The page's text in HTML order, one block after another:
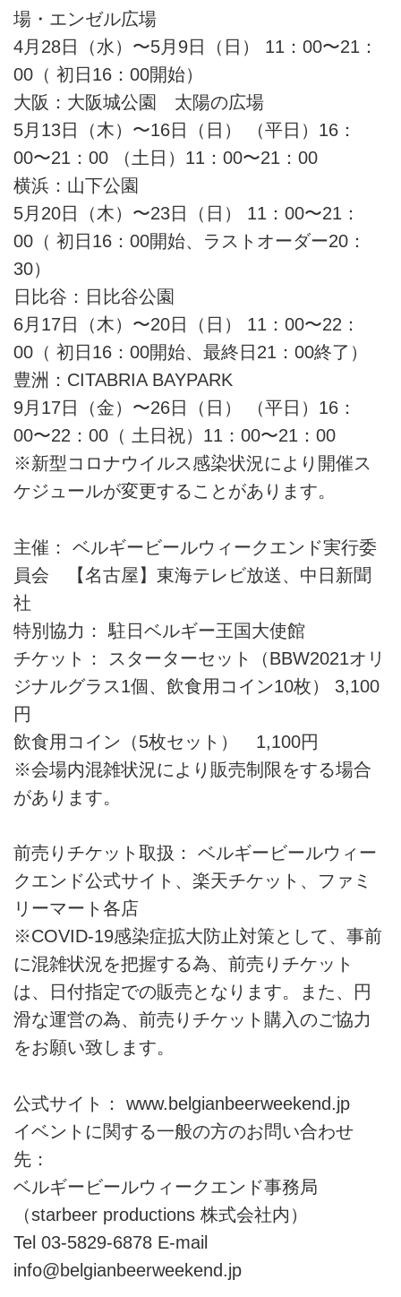
場・エンゼル広場
4月28日（水）〜5月9日（日） 11：00〜21：
00（ 初日16：00開始）
大阪：大阪城公園 太陽の広場
5月13日（木）〜16日（日） （平日）16：
00〜21：00 （土日）11：00〜21：00
横浜：山下公園
5月20日（木）〜23日（日） 11：00〜21：
00（ 初日16：00開始、ラストオーダー20：
30）
日比谷：日比谷公園
6月17日（木）〜20日（日） 11：00〜22：
00（ 初日16：00開始、最終日21：00終了）
豊洲：CITABRIA BAYPARK
9月17日（金）〜26日（日） （平日）16：
00〜22：00（ 土日祝）11：00〜21：00
※新型コロナウイルス感染状況により開催ス
ケジュールが変更することがあります。
主催： ベルギービールウィークエンド実行委
員会 【名古屋】東海テレビ放送、中日新聞
社
特別協力： 駐日ベルギー王国大使館
チケット： スターターセット（BBW2021オリ
ジナルグラス1個、飲食用コイン10枚） 3,100
円
飲食用コイン（5枚セット） 1,100円
※会場内混雑状況により販売制限をする場合
があります。
前売りチケット取扱： ベルギービールウィー
クエンド公式サイト、楽天チケット、ファミ
リーマート各店
※COVID-19感染症拡大防止対策として、事前
に混雑状況を把握する為、前売りチケット
は、日付指定での販売となります。また、円
滑な運営の為、前売りチケット購入のご協力
をお願い致します。
公式サイト： www.belgianbeerweekend.jp
イベントに関する一般の方のお問い合わせ
先：
ベルギービールウィークエンド事務局
（starbeer productions 株式会社内）
Tel 03-5829-6878 E-mail
info@belgianbeerweekend.jp